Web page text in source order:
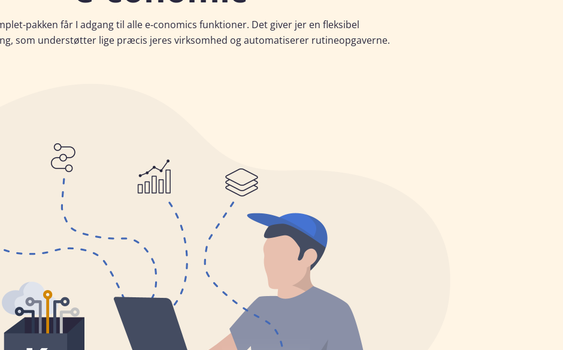
-pakken får I adgang til alle e‑conomics funktioner. Det giver jer en fleksibel
som understøtter lige præcis jeres virksomhed og automatiserer rutineopgaverne.